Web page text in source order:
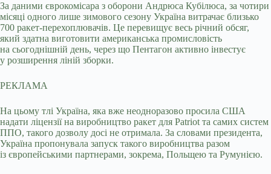
За даними єврокомісара з оборони Андрюса Кубілюса, за чотири
місяці одного лише зимового сезону Україна витрачає близько
700 ракет-перехоплювачів. Це перевищує весь річний обсяг,
який здатна виготовити американська промисловість
на сьогоднішній день, через що Пентагон активно інвестує
у розширення ліній зборки.
РЕКЛАМА
На цьому тлі Україна, яка вже неодноразово просила США
надати ліцензії на виробництво ракет для Patriot та самих систем
ППО, такого дозволу досі не отримала. За словами президента,
Україна пропонувала запуск такого виробництва разом
із європейськими партнерами, зокрема, Польщею та Румунією.